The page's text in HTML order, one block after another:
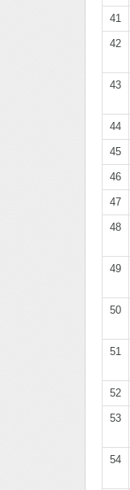
41
42
43
44
45
46
47
48
49
50
51
52
53
54